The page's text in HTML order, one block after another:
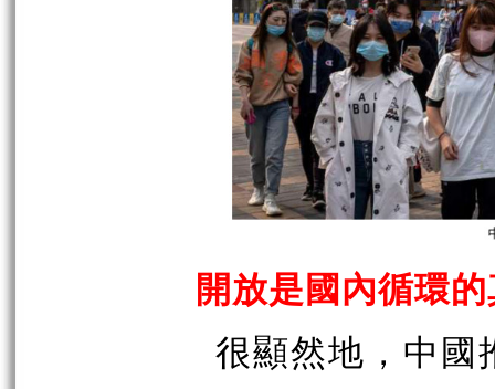
開放是國內循環
很顯然地，中國